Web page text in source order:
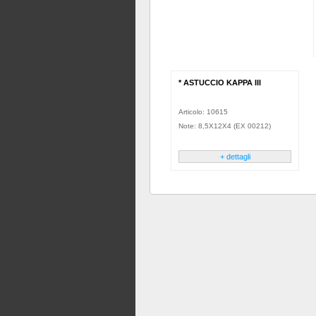
* ASTUCCIO KAPPA III
Articolo: 10615
Note: 8,5X12X4 (EX 00212)
+ dettagli